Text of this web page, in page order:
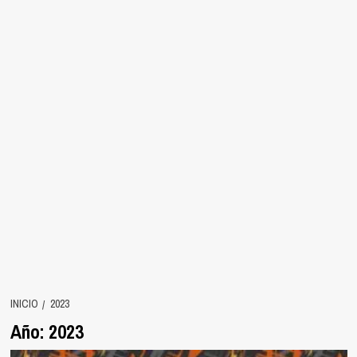
INICIO 2023
Año: 2023